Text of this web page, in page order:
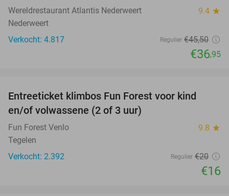
Wereldrestaurant Atlantis Nederweert 9.4 star
Nederweert
Verkocht: 4.817
Regulier €45,50
€36,95
Entreeticket klimbos Fun Forest voor kind
en/of volwassene (2 of 3 uur)
Fun Forest Venlo 9.8 star
Tegelen
Verkocht: 2.392
Regulier €20
€16